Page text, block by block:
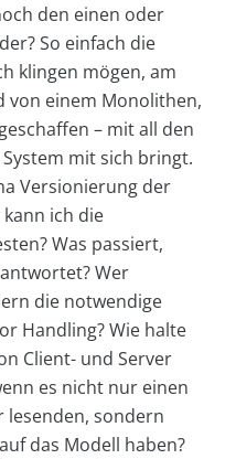
den einen oder
So einfach die
klingen mögen, am
von einem Monolithen,
– mit all den
mit sich bringt.
Versionierung der
ich die
Was passiert,
Wer
die notwendige
Handling? Wie halte
Client- und Server
es nicht nur einen
lesenden, sondern
das Modell haben?